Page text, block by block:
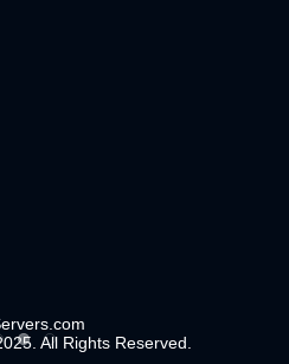
All Rights Reserved.